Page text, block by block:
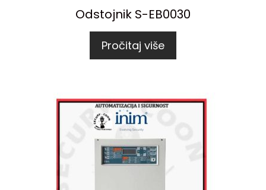
Odstojnik S-EB0030
Pročitaj više